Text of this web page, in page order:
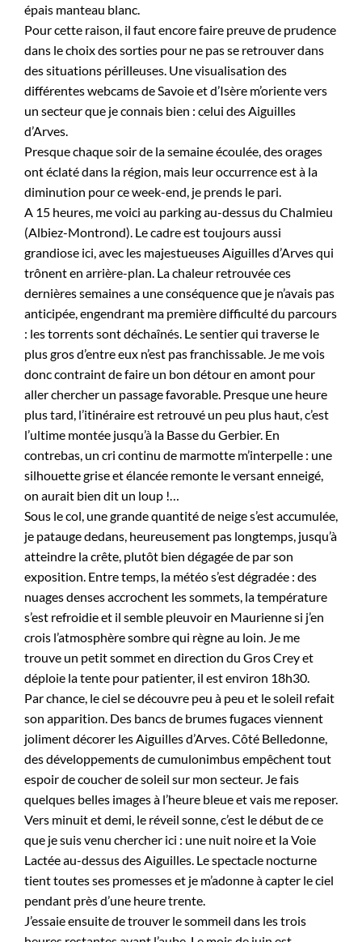
épais manteau blanc.
Pour cette raison, il faut encore faire preuve de prudence
dans le choix des sorties pour ne pas se retrouver dans
des situations périlleuses. Une visualisation des
différentes webcams de Savoie et d’Isère m’oriente vers
un secteur que je connais bien : celui des Aiguilles
d’Arves.
Presque chaque soir de la semaine écoulée, des orages
ont éclaté dans la région, mais leur occurrence est à la
diminution pour ce week-end, je prends le pari.
A 15 heures, me voici au parking au-dessus du Chalmieu
(Albiez-Montrond). Le cadre est toujours aussi
grandiose ici, avec les majestueuses Aiguilles d’Arves qui
trônent en arrière-plan. La chaleur retrouvée ces
dernières semaines a une conséquence que je n’avais pas
anticipée, engendrant ma première difficulté du parcours
: les torrents sont déchaînés. Le sentier qui traverse le
plus gros d’entre eux n’est pas franchissable. Je me vois
donc contraint de faire un bon détour en amont pour
aller chercher un passage favorable. Presque une heure
plus tard, l’itinéraire est retrouvé un peu plus haut, c’est
l’ultime montée jusqu’à la Basse du Gerbier. En
contrebas, un cri continu de marmotte m’interpelle : une
silhouette grise et élancée remonte le versant enneigé,
on aurait bien dit un loup !…
Sous le col, une grande quantité de neige s’est accumulée,
je patauge dedans, heureusement pas longtemps, jusqu’à
atteindre la crête, plutôt bien dégagée de par son
exposition. Entre temps, la météo s’est dégradée : des
nuages denses accrochent les sommets, la température
s’est refroidie et il semble pleuvoir en Maurienne si j’en
crois l’atmosphère sombre qui règne au loin. Je me
trouve un petit sommet en direction du Gros Crey et
déploie la tente pour patienter, il est environ 18h30.
Par chance, le ciel se découvre peu à peu et le soleil refait
son apparition. Des bancs de brumes fugaces viennent
joliment décorer les Aiguilles d’Arves. Côté Belledonne,
des développements de cumulonimbus empêchent tout
espoir de coucher de soleil sur mon secteur. Je fais
quelques belles images à l’heure bleue et vais me reposer.
Vers minuit et demi, le réveil sonne, c’est le début de ce
que je suis venu chercher ici : une nuit noire et la Voie
Lactée au-dessus des Aiguilles. Le spectacle nocturne
tient toutes ses promesses et je m’adonne à capter le ciel
pendant près d’une heure trente.
J’essaie ensuite de trouver le sommeil dans les trois